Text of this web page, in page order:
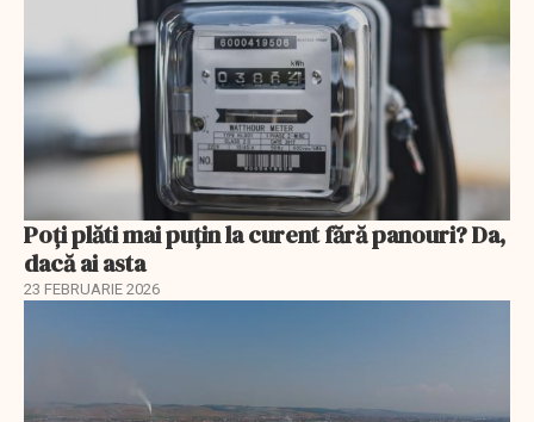
Poți plăti mai puțin la curent fără panouri? Da,
dacă ai asta
23 FEBRUARIE 2026